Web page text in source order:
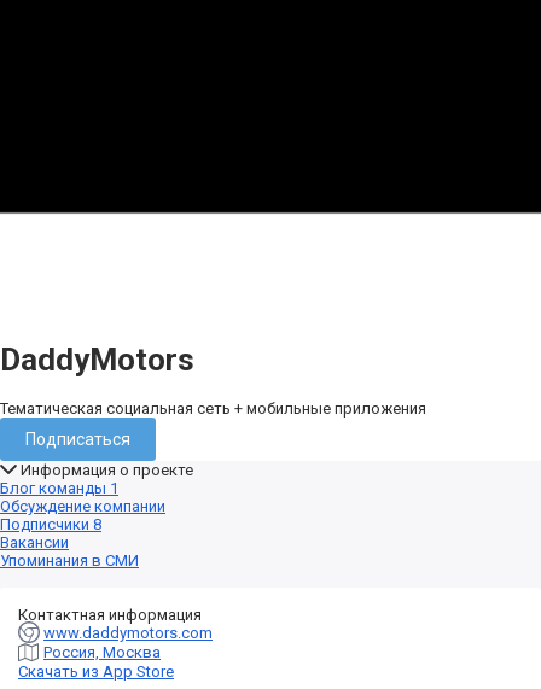
DaddyMotors
Тематическая социальная сеть + мобильные приложения
Подписаться
Информация о проекте
Блог команды 1
Обсуждение компании
Подписчики 8
Вакансии
Упоминания в СМИ
Контактная информация
www.daddymotors.com
Россия, Москва
Скачать из App Store